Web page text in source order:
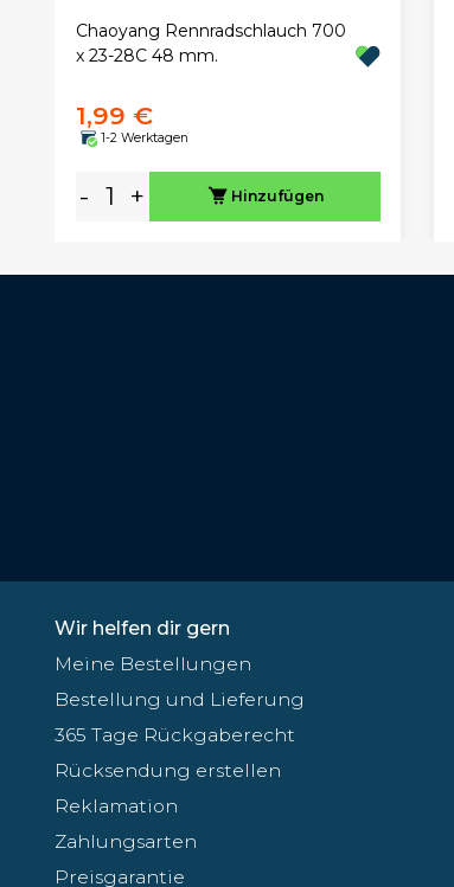
Chaoyang Rennradschlauch 700
x 23-28C 48 mm.
1,99 €
1-2 Werktagen
- + Hinzufügen
Wir helfen dir gern
Meine Bestellungen
Bestellung und Lieferung
365 Tage Rückgaberecht
Rücksendung erstellen
Reklamation
Zahlungsarten
Preisgarantie